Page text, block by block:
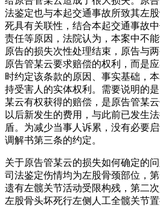
法鉴定也与本起交通事故所致其左
死具有关联性，结合本起交通事故
责任等原因，法院认为，本案中不
原告的损失次性处理结束，原告与
原告管某云要求赔偿的权利，而是
时约定该条款的原因、事实基础，
持受害人的实体权利。需要说明的
某云有权获得的赔偿，是原告管某
以后新发生的费用，与此前已发生
盾。为减少当事人诉累，没有必要
调解书第三条的约定。
关于原告管某云的损失如何确定的
司法鉴定伤情均为左股骨颈部位，
遗有左髋关节活动受限构残，第二
左股骨头坏死行左侧人工全髋关节